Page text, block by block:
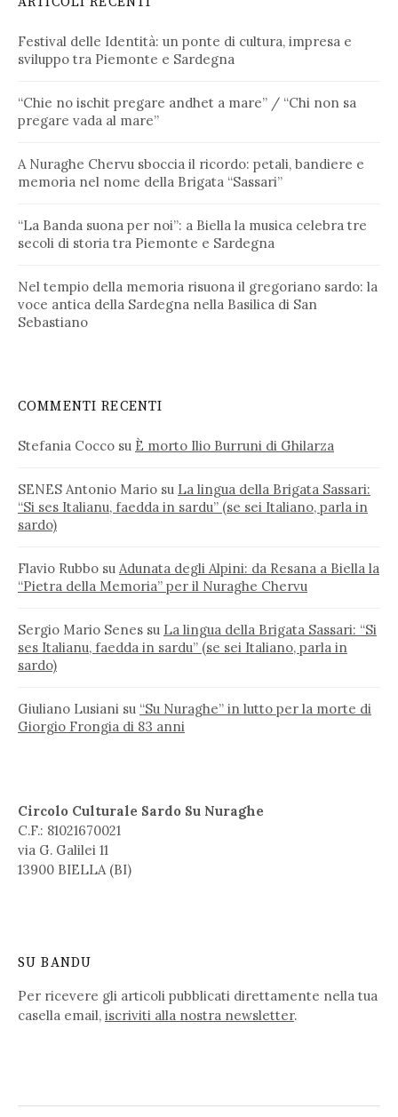
Festival delle Identità: un ponte di cultura, impresa e
sviluppo tra Piemonte e Sardegna
“Chie no ischit pregare andhet a mare” / “Chi non sa
pregare vada al mare”
A Nuraghe Chervu sboccia il ricordo: petali, bandiere e
memoria nel nome della Brigata “Sassari”
“La Banda suona per noi”: a Biella la musica celebra tre
secoli di storia tra Piemonte e Sardegna
Nel tempio della memoria risuona il gregoriano sardo: la
voce antica della Sardegna nella Basilica di San
Sebastiano
COMMENTI RECENTI
Stefania Cocco su È morto Ilio Burruni di Ghilarza
SENES Antonio Mario su La lingua della Brigata Sassari:
“Si ses Italianu, faedda in sardu” (se sei Italiano, parla in
sardo)
Flavio Rubbo su Adunata degli Alpini: da Resana a Biella la
“Pietra della Memoria” per il Nuraghe Chervu
Sergio Mario Senes su La lingua della Brigata Sassari: “Si
ses Italianu, faedda in sardu” (se sei Italiano, parla in
sardo)
Giuliano Lusiani su “Su Nuraghe” in lutto per la morte di
Giorgio Frongia di 83 anni
Circolo Culturale Sardo Su Nuraghe
C.F.: 81021670021
via G. Galilei 11
13900 BIELLA (BI)
SU BANDU
Per ricevere gli articoli pubblicati direttamente nella tua
casella email, iscriviti alla nostra newsletter.